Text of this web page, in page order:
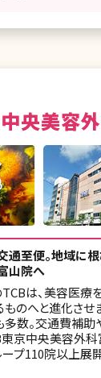
央美容
至便。地域に
山院へ
は、美容医療
のへと進化させ
数。交通費補助
東京中央美容外科
プ110院以上展